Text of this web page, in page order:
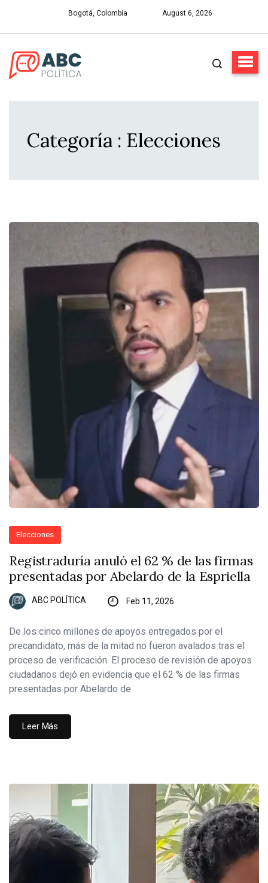
Bogotá, Colombia August 6, 2026
Categoría : Elecciones
Elecciones
Registraduría anuló el 62 % de las firmas
presentadas por Abelardo de la Espriella
ABC POLÍTICA Feb 11, 2026
De los cinco millones de apoyos entregados por el
precandidato, más de la mitad no fueron avalados tras el
proceso de verificación. El proceso de revisión de apoyos
ciudadanos dejó en evidencia que el 62 % de las firmas
presentadas por Abelardo de
Leer Más